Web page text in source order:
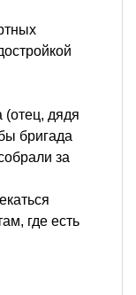
(отец, дядя
бригада
за
где есть